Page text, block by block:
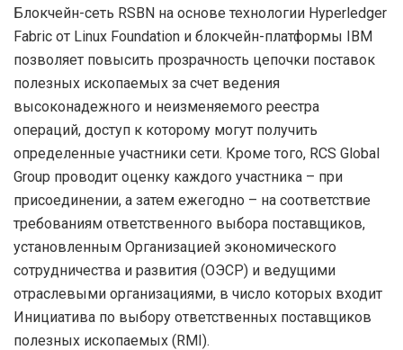
Блокчейн-сеть RSBN на основе технологии Hyperledger
Fabric от Linux Foundation и блокчейн-платформы IBM
позволяет повысить прозрачность цепочки поставок
полезных ископаемых за счет ведения
высоконадежного и неизменяемого реестра
операций, доступ к которому могут получить
определенные участники сети. Кроме того, RCS Global
Group проводит оценку каждого участника – при
присоединении, а затем ежегодно – на соответствие
требованиям ответственного выбора поставщиков,
установленным Организацией экономического
сотрудничества и развития (ОЭСР) и ведущими
отраслевыми организациями, в число которых входит
Инициатива по выбору ответственных поставщиков
полезных ископаемых (RMI).